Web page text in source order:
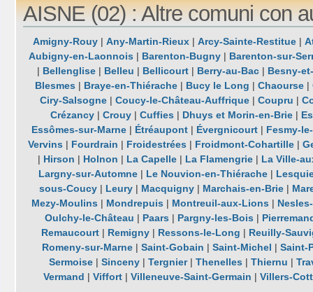
AISNE (02) : Altre comuni con
Amigny-Rouy |Any-Martin-Rieux |Arcy-Sainte-Restitue |
Aubigny-en-Laonnois | Barenton-Bugny | Barenton-sur-
| Bellenglise| Belleu | Bellicourt| Berry-au-Bac| Besny-
Blesmes | Braye-en-Thiérache | Bucy le Long |Chaourse |
Ciry-Salsogne |Coucy-le-Château-Auffrique |Coupru |
Crézancy| Crouy| Cuffies | Dhuys et Morin-en-Brie|
Essômes-sur-Marne | Étréaupont | Évergnicourt | Fesmy-
Vervins | Fourdrain | Froidestrées | Froidmont-Cohartille |
| Hirson | Holnon | La Capelle| La Flamengrie| La Ville-
Largny-sur-Automne | Le Nouvion-en-Thiérache |
sous-Coucy | Leury | Macquigny | Marchais-en-Brie |
Mezy-Moulins | Mondrepuis | Montreuil-aux-Lions |
Oulchy-le-Château | Paars | Pargny-les-Bois |
Remaucourt | Remigny | Ressons-le-Long | Reuilly-
Romeny-sur-Marne| Saint-Gobain | Saint-Michel | Saint-
Sermoise| Sinceny| Tergnier| Thenelles | Thiernu |
Vermand |Viffort |Villeneuve-Saint-Germain |Villers-